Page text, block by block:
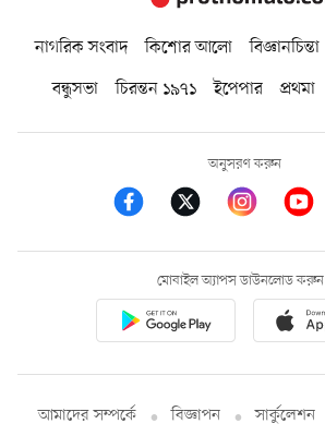
নাগরিক সংবাদ কিশোর আলো বিজ্ঞানচিন্তা
বন্ধুসভা
চিরন্তন ১৯৭১ ইপেপার প্রথমা
অনুসরণ করুন
মোবাইল অ্যাপস ডাউনলোড করুন
আমাদের সম্পর্কে বিজ্ঞাপন সার্কুলেশন